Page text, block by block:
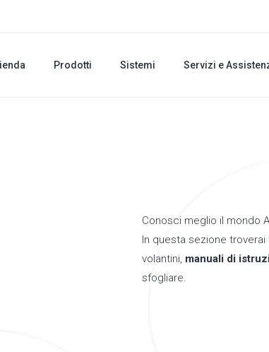
Prodotti Sistemi Servizi e
Conosci meglio il mondo
In questa sezione
volantini, manuali di
sfogliare.